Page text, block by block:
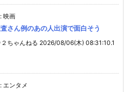
: 映画
さん例のあの人出演で面白そう
２ちゃんねる 2026/08/06(木) 08:31:10.1
: エンタメ